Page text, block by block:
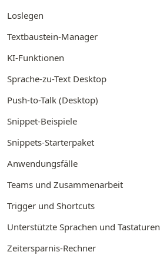
Loslegen
Textbaustein-Manager
KI-Funktionen
Sprache-zu-Text Desktop
Push-to-Talk (Desktop)
Snippet-Beispiele
Snippets-Starterpaket
Anwendungsfälle
Teams und Zusammenarbeit
Trigger und Shortcuts
Unterstützte Sprachen und Tastaturen
Zeitersparnis-Rechner